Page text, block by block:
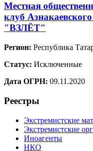
Местная
клуб
"ВЗЛЁТ"
Регион: Республика
Статус: Исключенные
Дата ОГРН: 09.11.2020
Реестры
Экстремистские
Экстремистские
Иноагенты
НКО